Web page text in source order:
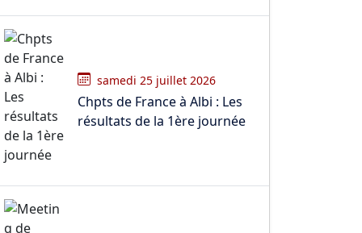
samedi 25 juillet 2026
Chpts de France à Albi : Les
résultats de la 1ère journée